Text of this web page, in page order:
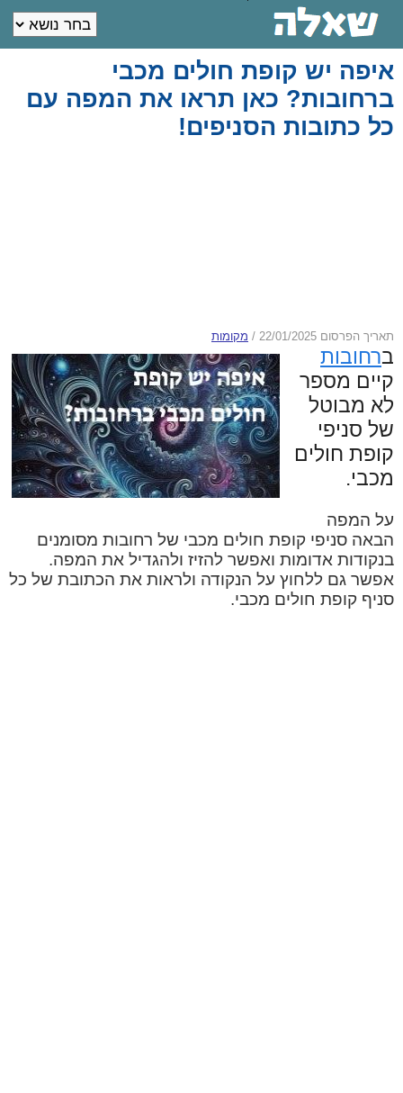
איפה יש קופת חולים מכבי
ברחובות? כאן תראו את המפה עם
כל כתובות הסניפים!
תאריך הפרסום 22/01/2025 / מקומות
ברחובות
קיים מספר
לא מבוטל
של סניפי
קופת חולים
מכבי.
על המפה
הבאה סניפי קופת חולים מכבי של רחובות מסומנים
בנקודות אדומות ואפשר להזיז ולהגדיל את המפה.
אפשר גם ללחוץ על הנקודה ולראות את הכתובת של כל
סניף קופת חולים מכבי.